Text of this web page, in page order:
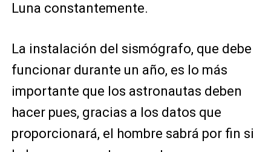
Luna constantemente.
La instalación del sismógrafo, que debe
funcionar durante un año, es lo más
importante que los astronautas deben
hacer pues, gracias a los datos que
proporcionará, el hombre sabrá por fin si